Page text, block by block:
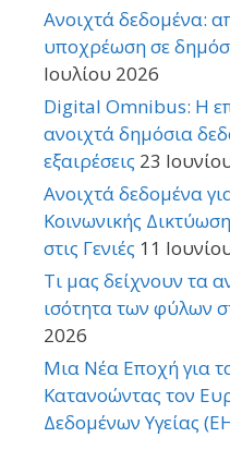
Ανοιχτά δεδομένα:
υποχρέωση σε
Ιουλίου 2026
Digital Omnibus: Η
ανοιχτά δημόσια
εξαιρέσεις 23
Ανοιχτά δεδομένα
Κοινωνικής
στις Γενιές 11
Τι μας δείχνουν τα
ισότητα των φύλων
2026
Μια Νέα Εποχή για
Κατανοώντας τον
Δεδομένων Υγείας